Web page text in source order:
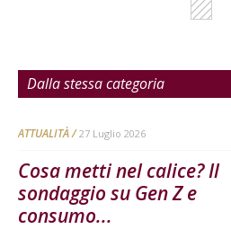
Dalla stessa categoria
ATTUALITÀ 27 Luglio 2026
Cosa metti nel calice? Il
sondaggio su Gen Z e
consumo...